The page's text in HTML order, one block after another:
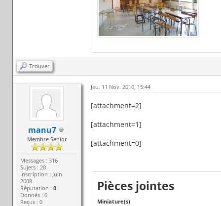
Trouver
manu7
Membre Senior
Messages : 316
Sujets : 20
Inscription : Juin
2008
Réputation :0
Donnés : 0
Reçus : 0
Jeu. 11 Nov. 2010, 15:44
[attachment=2]
[attachment=1]
[attachment=0]
Pièces jointes
Miniature(s)